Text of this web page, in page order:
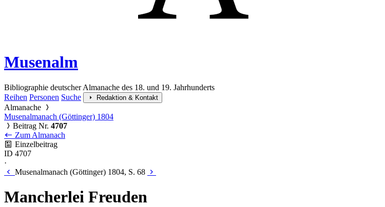
Musenalm
Bibliographie deutscher Almanache des 18. und 19. Jahrhunderts
Reihen Personen Suche Redaktion & Kontakt
Almanache
Musenalmanach (Göttinger) 1804
Beitrag Nr. 4707
Zum Almanach
Einzelbeitrag
ID 4707
·
Musenalmanach (Göttinger) 1804, S. 68
Mancherlei Freuden